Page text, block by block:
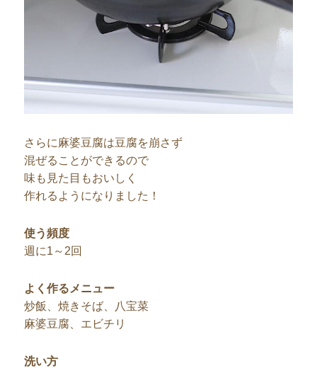
さらに麻婆豆腐は豆腐を崩さず
混ぜることができるので
味も見た目もおいしく
作れるようになりました！
使う頻度
週に1～2回
よく作るメニュー
炒飯、焼きそば、八宝菜
麻婆豆腐、エビチリ
洗い方